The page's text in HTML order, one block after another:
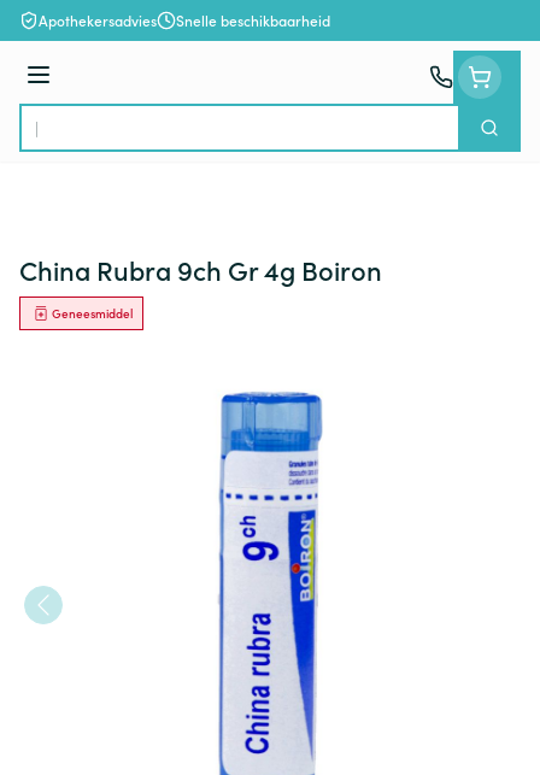
Ga naar de inhoud
Apothekersadvies Snelle beschikbaarheid
Menu
Product, merk, categorie...
Zoek
China Rubra 9ch Gr 4g Boiron
Geneesmiddel